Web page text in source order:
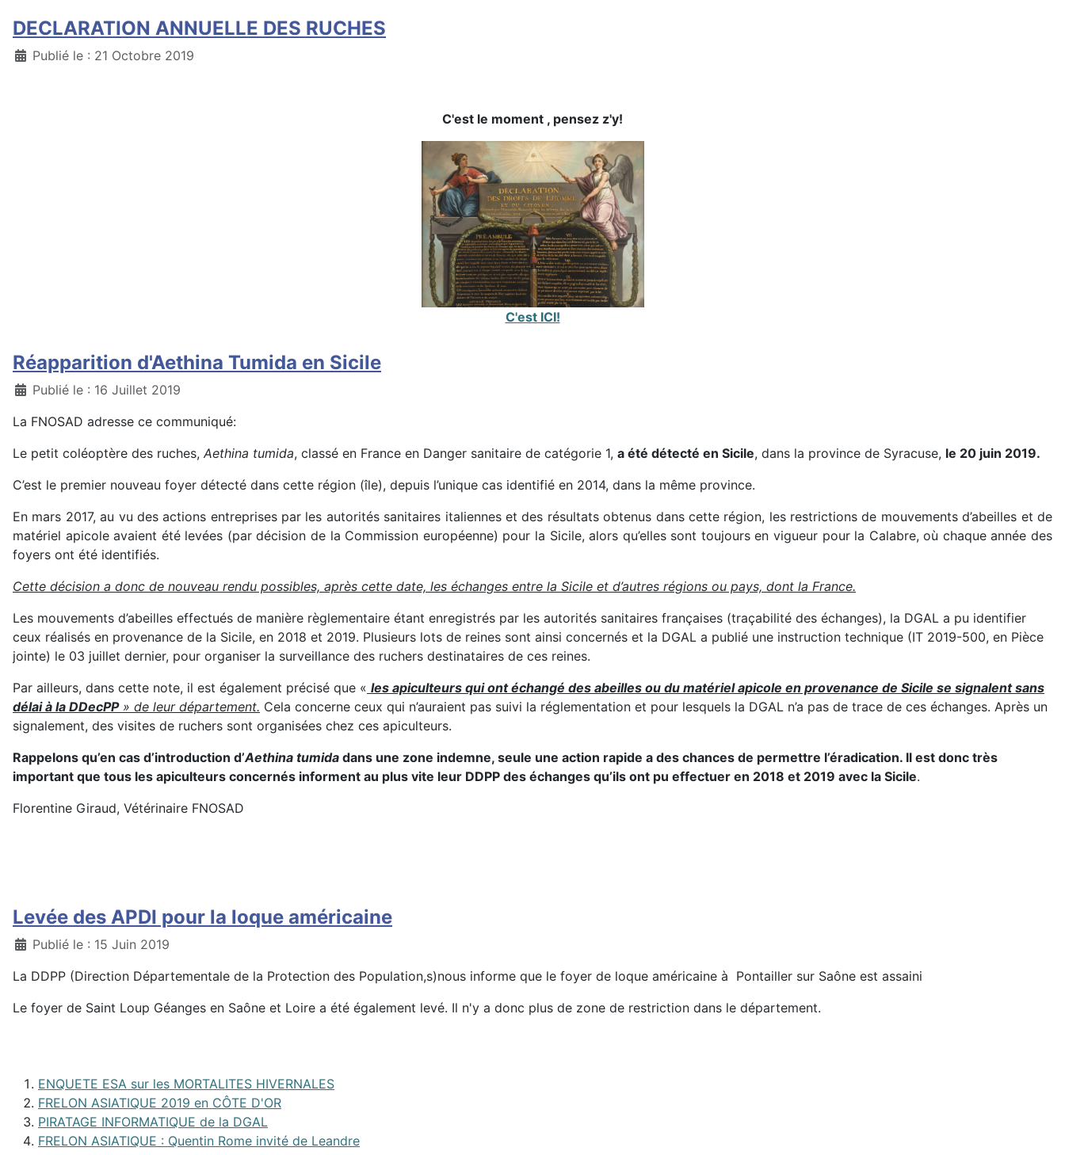
DECLARATION ANNUELLE DES RUCHES
DétailsPublié le : 21 Octobre 2019
C'est le moment , pensez z'y!
C'est ICI!
Réapparition d'Aethina Tumida en Sicile
DétailsPublié le : 16 Juillet 2019
La FNOSAD adresse ce communiqué:
Le petit coléoptère des ruches, Aethina tumida, classé en France en Danger sanitaire de catégorie 1, a été détecté en Sicile, dans la province de Syracuse, le 20 juin 2019.
C’est le premier nouveau foyer détecté dans cette région (île), depuis l’unique cas identifié en 2014, dans la même province.
En mars 2017, au vu des actions entreprises par les autorités sanitaires italiennes et des résultats obtenus dans cette région, les restrictions de mouvements d’abeilles et de
matériel apicole avaient été levées (par décision de la Commission européenne) pour la Sicile, alors qu’elles sont toujours en vigueur pour la Calabre, où chaque année des
foyers ont été identifiés.
Cette décision a donc de nouveau rendu possibles, après cette date, les échanges entre la Sicile et d’autres régions ou pays, dont la France.
Les mouvements d’abeilles effectués de manière règlementaire étant enregistrés par les autorités sanitaires françaises (traçabilité des échanges), la DGAL a pu identifier
ceux réalisés en provenance de la Sicile, en 2018 et 2019. Plusieurs lots de reines sont ainsi concernés et la DGAL a publié une instruction technique (IT 2019-500, en Pièce
jointe) le 03 juillet dernier, pour organiser la surveillance des ruchers destinataires de ces reines.
Par ailleurs, dans cette note, il est également précisé que « les apiculteurs qui ont échangé des abeilles ou du matériel apicole en provenance de Sicile se signalent sans
délai à la DDecPP» de leur département. Cela concerne ceux qui n’auraient pas suivi la réglementation et pour lesquels la DGAL n’a pas de trace de ces échanges. Après un
signalement, des visites de ruchers sont organisées chez ces apiculteurs.
Rappelons qu’en cas d’introduction d’Aethina tumida dans une zone indemne, seule une action rapide a des chances de permettre l’éradication. Il est donc très
important que tous les apiculteurs concernés informent au plus vite leur DDPP des échanges qu’ils ont pu effectuer en 2018 et 2019 avec la Sicile.
Florentine Giraud, Vétérinaire FNOSAD
Levée des APDI pour la loque américaine
DétailsPublié le : 15 Juin 2019
La DDPP (Direction Départementale de la Protection des Population,s)nous informe que le foyer de loque américaine à Pontailler sur Saône est assaini
Le foyer de Saint Loup Géanges en Saône et Loire a été également levé. Il n'y a donc plus de zone de restriction dans le département.
ENQUETE ESA sur les MORTALITES HIVERNALES
FRELON ASIATIQUE 2019 en CÔTE D'OR
PIRATAGE INFORMATIQUE de la DGAL
FRELON ASIATIQUE : Quentin Rome invité de Leandre